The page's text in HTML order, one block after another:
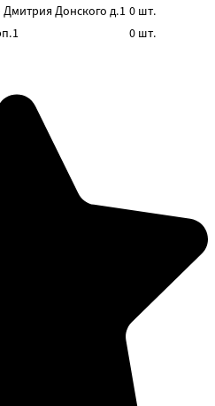
Дмитрия Донского д.1 0 шт.
0 шт.